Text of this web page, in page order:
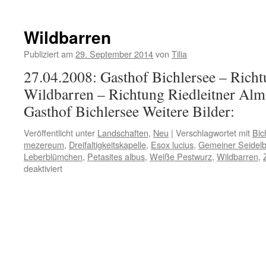
Dunkelheit
Licht
Wildbarren
Publiziert am 29. September 2014von Tilia
27.04.2008: Gasthof Bichlersee –
Wildbarren – Richtung Riedleitner
Gasthof Bichlersee Weitere Bilder:
Veröffentlicht unter Landschaften, Neu | Verschlagwortet mit
mezereum, Dreifaltigkeitskapelle, Esox lucius, Gemeiner
Leberblümchen, Petasites albus, Weiße Pestwurz, Wildbarren,
deaktiviertfür